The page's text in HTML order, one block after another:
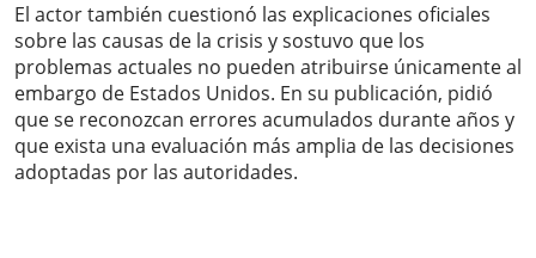
El actor también cuestionó las explicaciones oficiales
sobre las causas de la crisis y sostuvo que los
problemas actuales no pueden atribuirse únicamente al
embargo de Estados Unidos. En su publicación, pidió
que se reconozcan errores acumulados durante años y
que exista una evaluación más amplia de las decisiones
adoptadas por las autoridades.